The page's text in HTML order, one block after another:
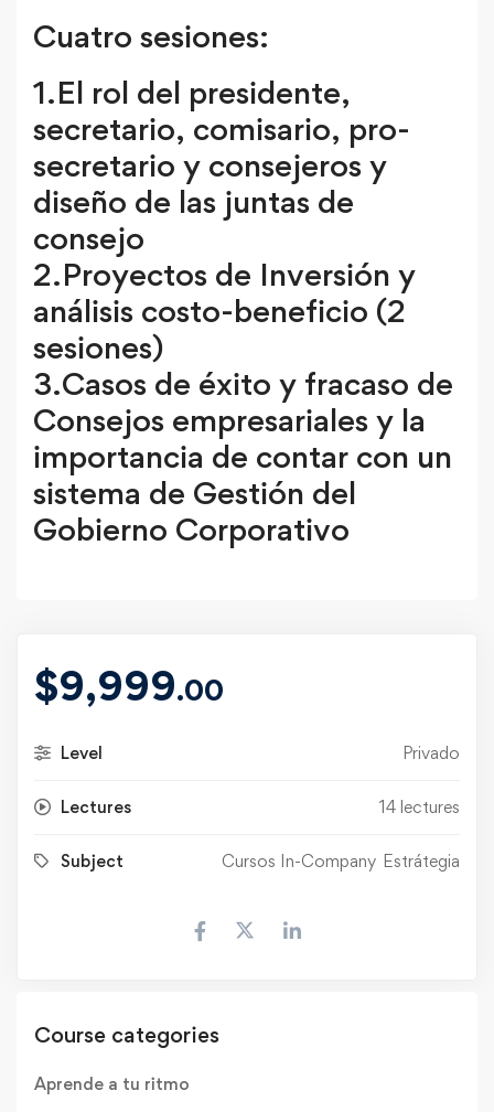
Cuatro sesiones:
1.El rol del presidente,
secretario, comisario, pro-
secretario y consejeros y
diseño de las juntas de
consejo
2.Proyectos de Inversión y
análisis costo-beneficio (2
sesiones)
3.Casos de éxito y fracaso de
Consejos empresariales y la
importancia de contar con un
sistema de Gestión del
Gobierno Corporativo
$9,999.00
Level Privado
Lectures 14 lectures
Subject Cursos In-Company Estrátegia
Course categories
Aprende a tu ritmo